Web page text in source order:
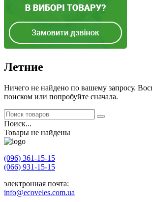
Летние
Ничего не найдено по вашему запросу.
поиском или попробуйте сначала.
Поиск...
Товары не найдены
(096) 361-15-15
(066) 931-15-15
электронная почта:
info@ecoveles.com.ua